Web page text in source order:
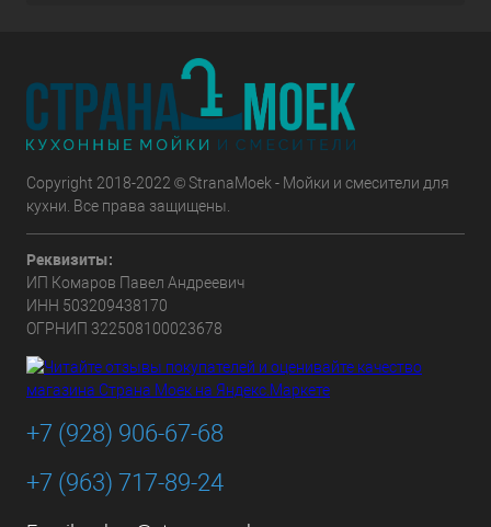
Copyright 2018-2022 © StranaMoek - Мойки и смесители для
кухни. Все права защищены.
Реквизиты:
ИП Комаров Павел Андреевич
ИНН 503209438170
ОГРНИП 322508100023678
+7 (928) 906-67-68
+7 (963) 717-89-24